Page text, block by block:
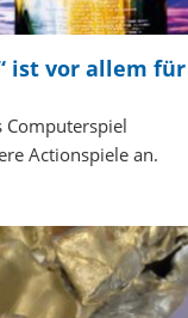
ist vor allem für
Computerspiel
Actionspiele an.